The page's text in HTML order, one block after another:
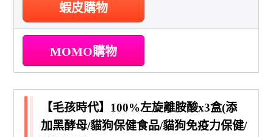
蝦皮購物
MOMO購物
【毛孩時代】100%左旋離胺酸x3盒(添
加黑酵母/貓狗保健食品/貓狗免疫力保健/